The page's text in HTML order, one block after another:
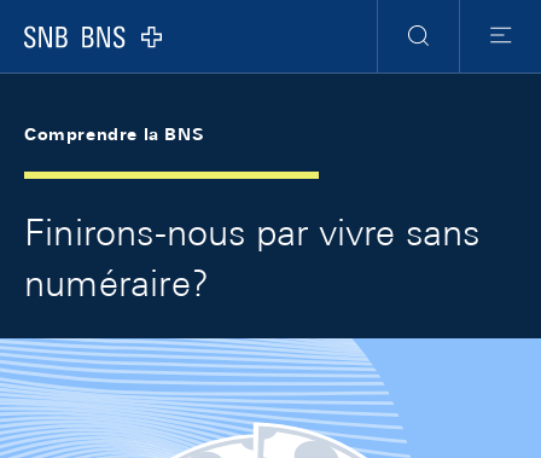
Logo
RechercheMenu
Comprendre la BNS
Finirons-nous par vivre sans
numéraire?